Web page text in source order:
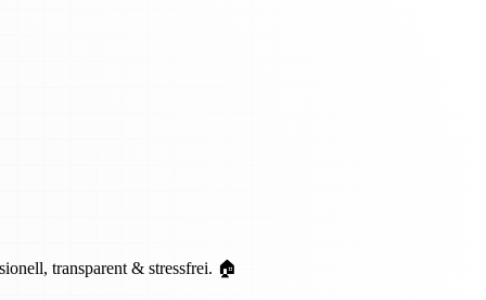
transparent & stressfrei. 🏠